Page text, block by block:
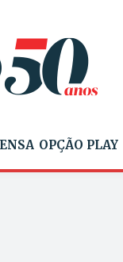
OPÇÃO PLAY